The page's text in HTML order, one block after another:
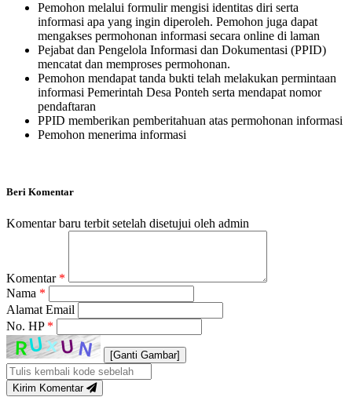
Pemohon melalui formulir mengisi identitas diri serta
informasi apa yang ingin diperoleh. Pemohon juga dapat
mengakses permohonan informasi secara online di laman
Pejabat dan Pengelola Informasi dan Dokumentasi (PPID)
mencatat dan memproses permohonan.
Pemohon mendapat tanda bukti telah melakukan permintaan
informasi Pemerintah Desa Ponteh serta mendapat nomor
pendaftaran
PPID memberikan pemberitahuan atas permohonan informasi
Pemohon menerima informasi
Beri Komentar
Komentar baru terbit setelah disetujui oleh admin
Komentar *
Nama *
Alamat Email
No. HP *
[Ganti Gambar]
Kirim Komentar